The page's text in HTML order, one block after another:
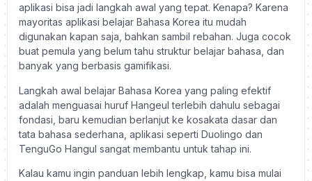
aplikasi bisa jadi langkah awal yang tepat. Kenapa? Karena
mayoritas aplikasi belajar Bahasa Korea itu mudah
digunakan kapan saja, bahkan sambil rebahan. Juga cocok
buat pemula yang belum tahu struktur belajar bahasa, dan
banyak yang berbasis gamifikasi.
Langkah awal belajar Bahasa Korea yang paling efektif
adalah menguasai huruf Hangeul terlebih dahulu sebagai
fondasi, baru kemudian berlanjut ke kosakata dasar dan
tata bahasa sederhana, aplikasi seperti Duolingo dan
TenguGo Hangul sangat membantu untuk tahap ini.
Kalau kamu ingin panduan lebih lengkap, kamu bisa mulai